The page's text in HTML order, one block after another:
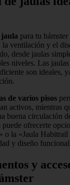
jaula para tu
la ventilación y el
desde jaulas
niveles. Las
son ideales,
de varios pisos
activos, mientras
buena circulación
ofrecerte
o la «Jaula
y diseño
y